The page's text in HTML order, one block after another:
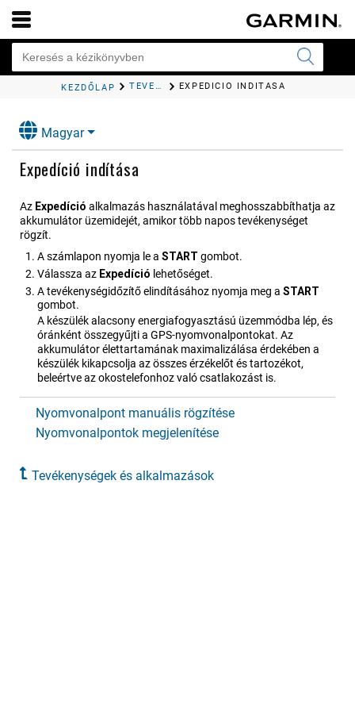
KEZDŐLAP TEVÉKENYSÉGEK ÉS ALKALMAZÁSOK EXPEDÍCIÓ INDÍTÁSA
Magyar
Expedíció indítása
Az Expedíció alkalmazás használatával meghosszabbíthatja az
akkumulátor üzemidejét, amikor több napos tevékenységet
rögzít.
A számlapon nyomja le a START gombot.
Válassza az Expedíció lehetőséget.
A tevékenységidőzítő elindításához nyomja meg a START
gombot.
A készülék alacsony energiafogyasztású üzemmódba lép, és
óránként összegyűjti a GPS-nyomvonalpontokat. Az
akkumulátor élettartamának maximalizálása érdekében a
készülék kikapcsolja az összes érzékelőt és tartozékot,
beleértve az okostelefonhoz való csatlakozást is.
Nyomvonalpont manuális rögzítése
Nyomvonalpontok megjelenítése
Tevékenységek és alkalmazások